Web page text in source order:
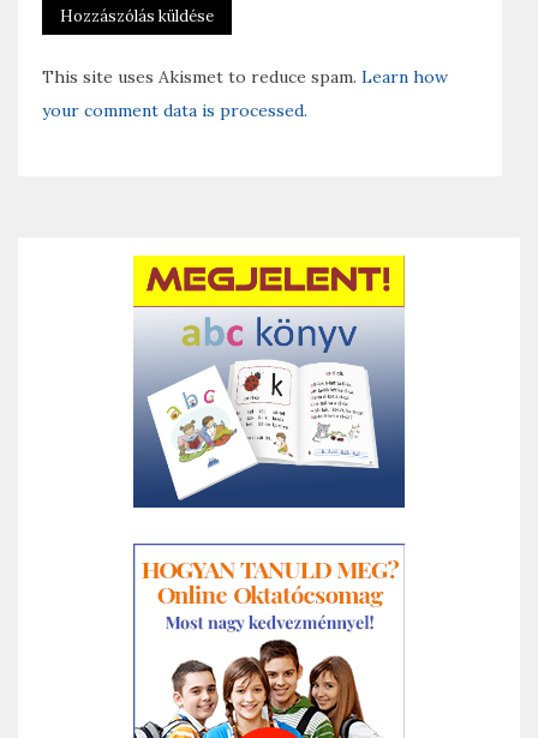
This site uses Akismet to reduce spam. Learn how
your comment data is processed.